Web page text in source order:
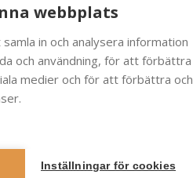
webbplats
in och analysera information
och användning, för att förbättra
medier och för att förbättra och
Inställningar för cookies